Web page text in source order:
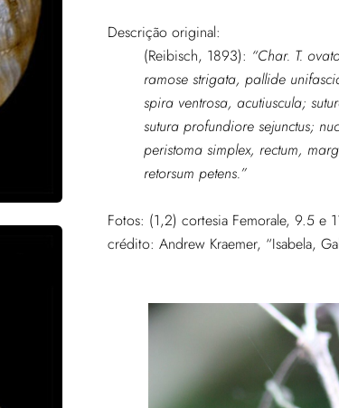
Descrição original:
(Reibisch, 1893): “Char. T.
ramose strigata, pallide
spira ventrosa, acutiuscula;
sutura profundiore sejunctus;
peristoma simplex, rectum,
retorsum petens.”
Fotos: (1,2) cortesia Femorale, 9.5 e
crédito: Andrew Kraemer, “Isabela,